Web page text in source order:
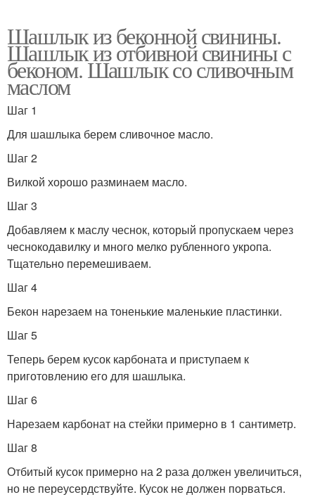
Шашлык из беконной свинины.
Шашлык из отбивной свинины с
беконом. Шашлык со сливочным
маслом
Шаг 1
Для шашлыка берем сливочное масло.
Шаг 2
Вилкой хорошо разминаем масло.
Шаг 3
Добавляем к маслу чеснок, который пропускаем через
чеснокодавилку и много мелко рубленного укропа.
Тщательно перемешиваем.
Шаг 4
Бекон нарезаем на тоненькие маленькие пластинки.
Шаг 5
Теперь берем кусок карбоната и приступаем к
приготовлению его для шашлыка.
Шаг 6
Нарезаем карбонат на стейки примерно в 1 сантиметр.
Шаг 8
Отбитый кусок примерно на 2 раза должен увеличиться,
но не переусердствуйте. Кусок не должен порваться.